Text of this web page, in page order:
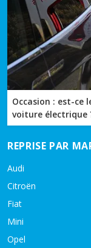
Occasion : est-ce
voiture électrique
REPRISE PAR
Audi
Citroën
Fiat
Mini
Opel